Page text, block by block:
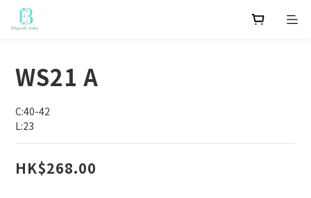
WS21 A
C:40-42
L:23
HK$268.00